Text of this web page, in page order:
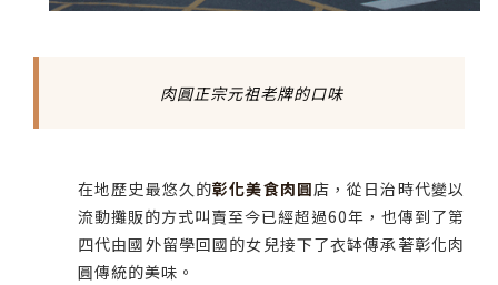
肉圓正宗元祖老牌的口味
在地歷史最悠久的彰化美食肉圓店，從日治時代變以
流動攤販的方式叫賣至今已經超過60年，也傳到了第
四代由國外留學回國的女兒接下了衣缽傳承著彰化肉
圓傳統的美味。